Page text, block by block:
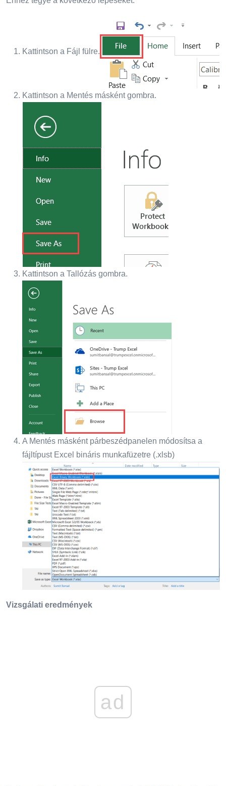
Kattintson a Fájl fülre.
Kattintson a Mentés másként gombra.
Kattintson a Tallózás gombra.
A Mentés másként párbeszédpanelen módosítsa a
fájltípust Excel bináris munkafüzetre (.xlsb)
Vizsgálati eredmények
ad